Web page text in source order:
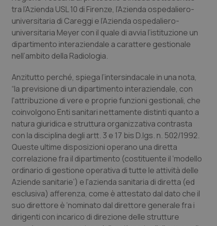
Calabria
Campania
Emilia-Romagna
Friuli Venezia Giulia
Lazio
Liguria
Lombardia
Marche
Molise
Asma & BPCO
Car-T
Colesterolo & coronaropatie
Dermatite Atopica
Diabete & glucometri
Disturbi dell’umore
Dolore
Donna & Salute
Epatiti
tra l’Azienda USL 10 di Firenze, l’Azienda ospedaliero-
universitaria di Careggi e l’Azienda ospedaliero-
universitaria Meyer con il quale di avvia l’istituzione un
dipartimento interaziendale a carattere gestionale
nell’ambito della Radiologia.
Anzitutto perché, spiega l’intersindacale in una nota,
“la previsione di un dipartimento interaziendale, con
l'attribuzione di vere e proprie funzioni gestionali, che
coinvolgono Enti sanitari nettamente distinti quanto a
natura giuridica e struttura organizzativa contrasta
con la disciplina degli artt. 3 e 17 bis D.lgs. n. 502/1992.
Queste ultime disposizioni operano una diretta
correlazione fra il dipartimento (costituente il ‘modello
ordinario di gestione operativa di tutte le attività delle
Aziende sanitarie’) e l'azienda sanitaria di diretta (ed
esclusiva) afferenza, come è attestato dal dato che il
suo direttore è ‘nominato dal direttore generale fra i
dirigenti con incarico di direzione delle strutture